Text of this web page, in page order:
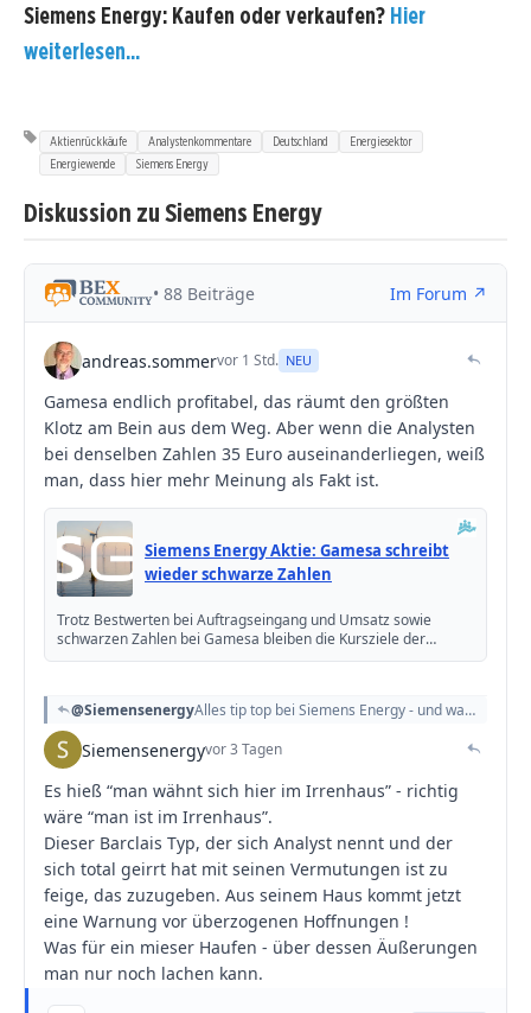
Siemens Energy: Kaufen oder verkaufen? Hier
weiterlesen...
Aktienrückkäufe Analystenkommentare Deutschland
Energiesektor
Energiewende
Siemens Energy
Diskussion zu Siemens Energy